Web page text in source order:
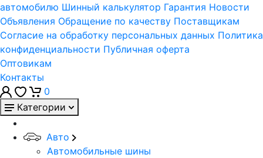
автомобилю Шинный калькулятор Гарантия Новости
Объявления Обращение по качеству Поставщикам
Согласие на обработку персональных данных Политика
конфиденциальности Публичная оферта
Оптовикам
Контакты
0
Категории
Авто
Автомобильные шины